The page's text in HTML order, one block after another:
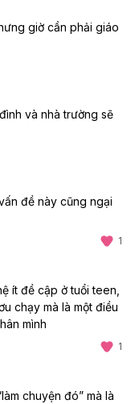
giờ cần phải giáo
và nhà trường sẽ
đề này cũng ngại
1
ít đề cập ở tuổi teen,
chạy mà là một điều
mình
1
chuyện đó” mà là